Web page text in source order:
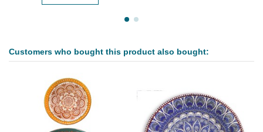
Customers who bought this product also bought: